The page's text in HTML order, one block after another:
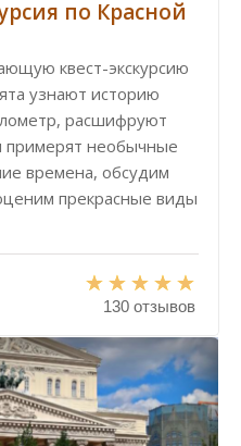
по Красной
квест-экскурсию
узнают историю
расшифруют
примерят необычные
времена, обсудим
прекрасные виды
130 отзывов